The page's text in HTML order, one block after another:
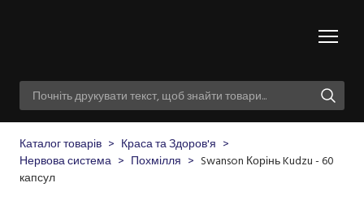
Каталог товарів
Краса та Здоров'я
Нервова система
Похмілля
Swanson Корінь Kudzu - 60
капсул